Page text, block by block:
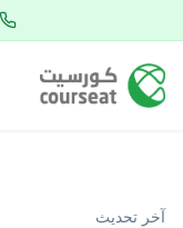
آخر تحديث